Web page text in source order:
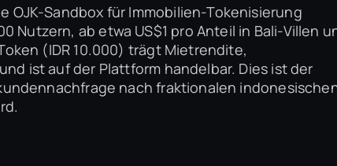
OJK-Sandbox für Immobilien-Tokenisierung
Nutzern, ab etwa US$1 pro Anteil in Bali-Villen
(IDR 10.000) trägt Mietrendite,
ist auf der Plattform handelbar. Dies ist der
nach fraktionalen